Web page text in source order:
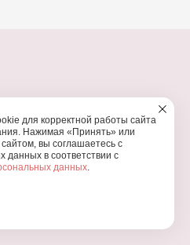
ПРОВЕДЕНИЕВАШЕГО
ДОВЕРИТЬ НАМ
года
для корректной работы сайта
Нажимая «Принять» или
вы соглашаетесь с
данных в соответствии с
данных.